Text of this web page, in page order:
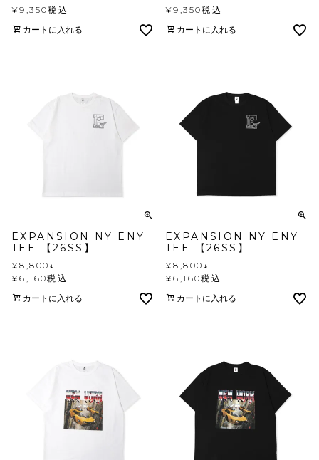
¥9,350税込
カートに入れる
¥9,350税込
カートに入れる
EXPANSION NY ENY
TEE 【26SS】
¥8,800↓
¥6,160税込
カートに入れる
EXPANSION NY ENY
TEE 【26SS】
¥8,800↓
¥6,160税込
カートに入れる